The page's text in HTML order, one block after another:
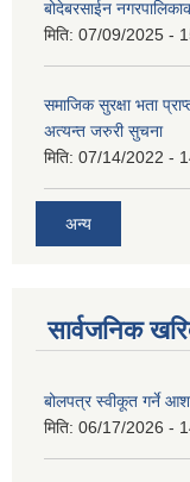
बोदेबरसाईन
मिति: 07/09/2025 -
समाजिक सुरक्षा भता
अत्यन्त जरुरी सुचना
मिति: 07/14/2022 -
अन्य
सार्वजनिक
बोलपत्र स्वीकूत गर्ने
मिति: 06/17/2026 -